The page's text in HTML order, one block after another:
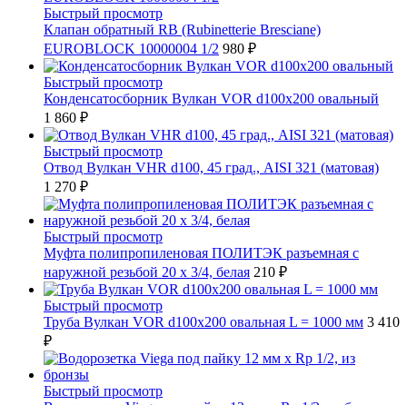
Быстрый просмотр
Клапан обратный RB (Rubinetterie Bresciane)
EUROBLOCK 10000004 1/2 980 ₽
Быстрый просмотр
Конденсатосборник Вулкан VOR d100x200 овальный
1 860 ₽
Быстрый просмотр
Отвод Вулкан VHR d100, 45 град., AISI 321 (матовая)
1 270 ₽
Быстрый просмотр
Муфта полипропиленовая ПОЛИТЭК разъемная с
наружной резьбой 20 x 3/4, белая 210 ₽
Быстрый просмотр
Труба Вулкан VOR d100x200 овальная L = 1000 мм 3 410
₽
Быстрый просмотр